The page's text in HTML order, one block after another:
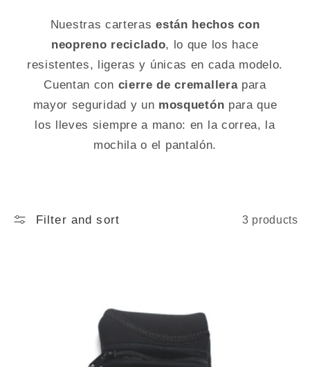
o
Nuestras carteras están hechos con
neopreno reciclado, lo que los hace
resistentes, ligeras y únicas en cada modelo.
Cuentan con cierre de cremallerapara
mayor seguridad y un mosquetón para que
los lleves siempre a mano: en la correa, la
mochila o el pantalón.
Filter and sort 3 products